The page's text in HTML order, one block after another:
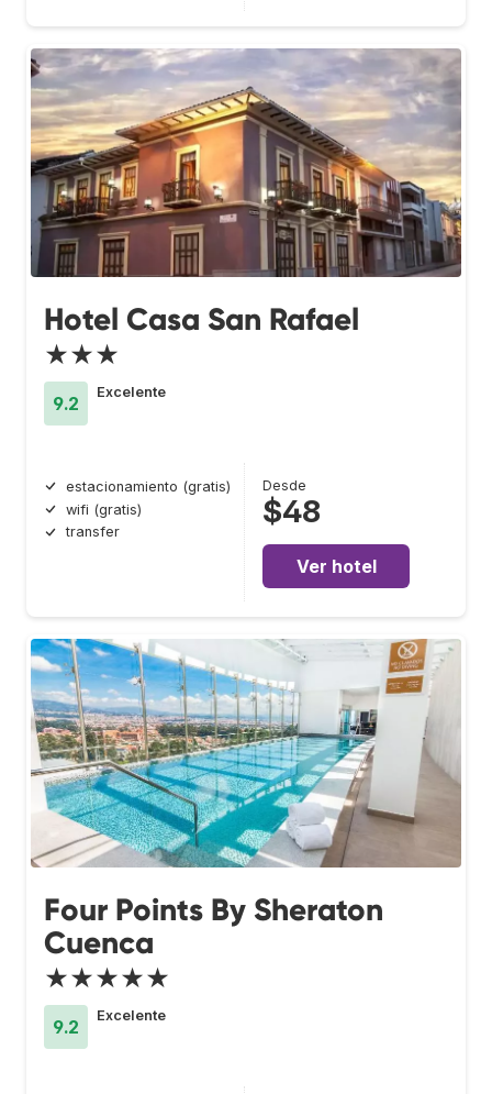
Hotel Casa San Rafael
★★★
9.2
Excelente
estacionamiento (gratis)
wifi (gratis)
transfer
Desde
$48
Ver hotel
Four Points By Sheraton
Cuenca
★★★★★
9.2
Excelente